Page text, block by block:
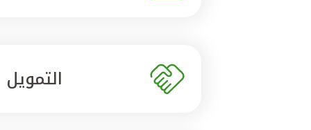
التمويل